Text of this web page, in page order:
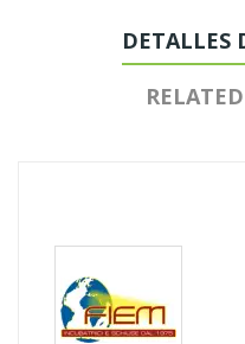
DETALLES